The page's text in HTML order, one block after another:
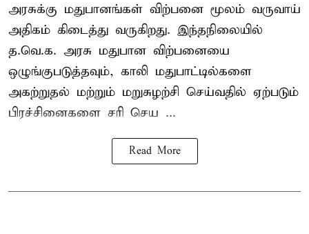
அரசுக்கு மதுபானங்கள் விற்பனை மூலம் வருவாய்
அதிகம் கிடைத்து வருகிறது. இந்தநிலையில்
த.வெ.க. அரசு மதுபான விற்பனையை
ஒழுங்குபடுத்தவும், காலி மதுபாட்டில்களை
அகற்றுதல் மற்றும் மறுசுழற்சி செய்வதில் ஏற்படும்
பிரச்சினைகளை சரி செய ...
Read More